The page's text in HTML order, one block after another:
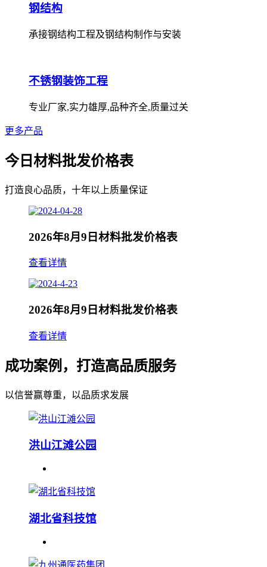
钢结构
承接钢结构工程及钢结构制作与安装
不锈钢装饰工程
专业厂家,实力雄厚,品种齐全,质量过关
更多产品
今日材料批发价格表
打造良心品质，十年以上质量保证
2026年8月9日材料批发价格表
查看详情
2026年8月9日材料批发价格表
查看详情
成功案例，打造高品质服务
以信誉赢尊重，以品质求发展
洪山江滩公园
湖北省科技馆